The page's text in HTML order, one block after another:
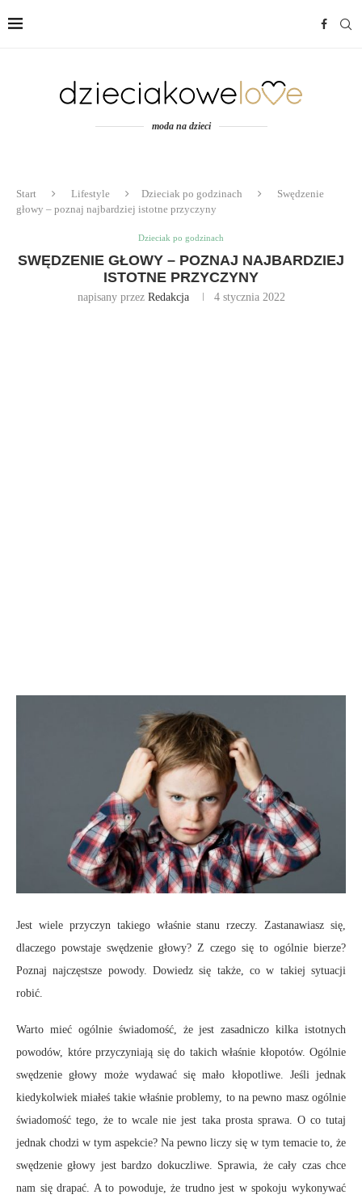
moda na dzieci
Start Lifestyle Dzieciak po godzinach
Swędzenie
głowy – poznaj najbardziej istotne przyczyny
Dzieciak po godzinach
SWĘDZENIE GŁOWY – POZNAJ NAJBARDZIEJ
ISTOTNE PRZYCZYNY
napisany przez Redakcja 4 stycznia 2022
Jest wiele przyczyn takiego właśnie stanu rzeczy. Zastanawiasz się,
dlaczego powstaje swędzenie głowy? Z czego się to ogólnie bierze?
Poznaj najczęstsze powody. Dowiedz się także, co w takiej sytuacji
robić.
Warto mieć ogólnie świadomość, że jest zasadniczo kilka istotnych
powodów, które przyczyniają się do takich właśnie kłopotów. Ogólnie
swędzenie głowy może wydawać się mało kłopotliwe. Jeśli jednak
kiedykolwiek miałeś takie właśnie problemy, to na pewno masz ogólnie
świadomość tego, że to wcale nie jest taka prosta sprawa. O co tutaj
jednak chodzi w tym aspekcie? Na pewno liczy się w tym temacie to, że
swędzenie głowy jest bardzo dokuczliwe. Sprawia, że cały czas chce
nam się drapać. A to powoduje, że trudno jest w spokoju wykonywać